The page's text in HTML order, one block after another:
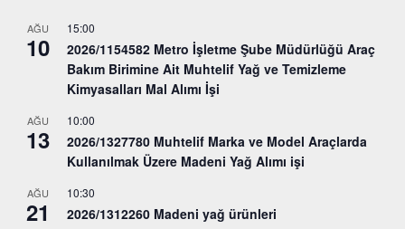
AĞU
10
15:00
2026/1154582 Metro İşletme Şube Müdürlüğü Araç
Bakım Birimine Ait Muhtelif Yağ ve Temizleme
Kimyasalları Mal Alımı İşi
AĞU
13
10:00
2026/1327780 Muhtelif Marka ve Model Araçlarda
Kullanılmak Üzere Madeni Yağ Alımı işi
AĞU
21
10:30
2026/1312260 Madeni yağ ürünleri